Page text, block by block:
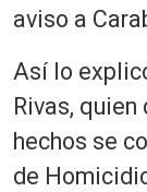
aviso a
Así lo
Rivas,
hechos se
de